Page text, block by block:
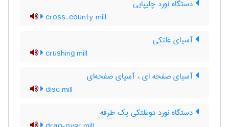
دستگاه نورد چلیپایی
cross-county mill
آسیای غلتکی
crushing mill
آسیای صفحه ای ، آسیای صفحه‌ای
disc mill
دستگاه نورد دوغلتکی یک طرفه